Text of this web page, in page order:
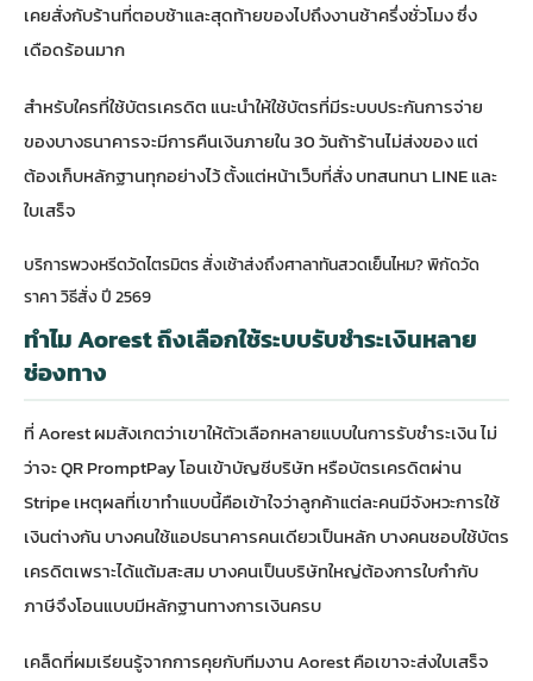
เคยสั่งกับร้านที่ตอบช้าและสุดท้ายของไปถึงงานช้าครึ่งชั่วโมง ซึ่ง
เดือดร้อนมาก
สำหรับใครที่ใช้บัตรเครดิต แนะนำให้ใช้บัตรที่มีระบบประกันการจ่าย
ของบางธนาคารจะมีการคืนเงินภายใน 30 วันถ้าร้านไม่ส่งของ แต่
ต้องเก็บหลักฐานทุกอย่างไว้ ตั้งแต่หน้าเว็บที่สั่ง บทสนทนา LINE และ
ใบเสร็จ
บริการพวงหรีดวัดไตรมิตร สั่งเช้าส่งถึงศาลาทันสวดเย็นไหม? พิกัดวัด
ราคา วิธีสั่ง ปี 2569
ทำไม Aorest ถึงเลือกใช้ระบบรับชำระเงินหลาย
ช่องทาง
ที่ Aorest ผมสังเกตว่าเขาให้ตัวเลือกหลายแบบในการรับชำระเงิน ไม่
ว่าจะ QR PromptPay โอนเข้าบัญชีบริษัท หรือบัตรเครดิตผ่าน
Stripe เหตุผลที่เขาทำแบบนี้คือเข้าใจว่าลูกค้าแต่ละคนมีจังหวะการใช้
เงินต่างกัน บางคนใช้แอปธนาคารคนเดียวเป็นหลัก บางคนชอบใช้บัตร
เครดิตเพราะได้แต้มสะสม บางคนเป็นบริษัทใหญ่ต้องการใบกำกับ
ภาษีจึงโอนแบบมีหลักฐานทางการเงินครบ
เคล็ดที่ผมเรียนรู้จากการคุยกับทีมงาน Aorest คือเขาจะส่งใบเสร็จ